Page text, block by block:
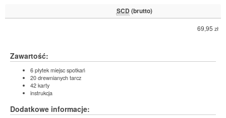
SCD (brutto)
69,95 zł
Zawartość:
6 płytek miejsc spotkań
20 drewnianych tarcz
42 karty
instrukcja
Dodatkowe informacje: